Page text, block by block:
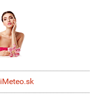
iMeteo.sk